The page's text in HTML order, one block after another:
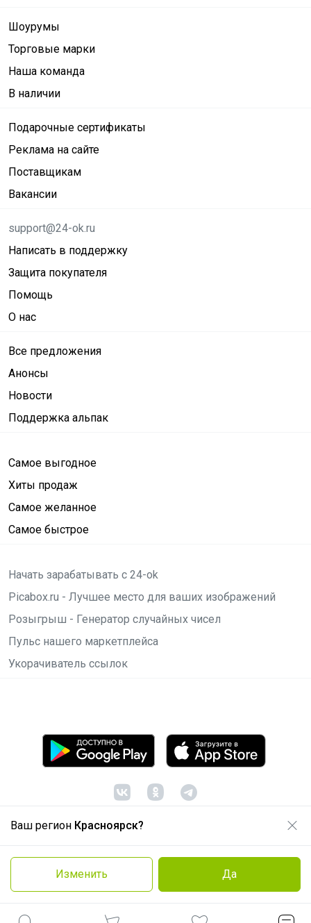
Ваш регион Красноярск?
Изменить Да
Шоурумы
Торговые марки
Наша команда
В наличии
Подарочные сертификаты
Реклама на сайте
Поставщикам
Вакансии
support@24-ok.ru
Написать в поддержку
Защита покупателя
Помощь
О нас
Все предложения
Анонсы
Новости
Поддержка альпак
Самое выгодное
Хиты продаж
Самое желанное
Самое быстрое
Начать зарабатывать с 24-ok
Picabox.ru - Лучшее место для ваших изображений
Розыгрыш - Генератор случайных чисел
Пульс нашего маркетплейса
Укорачиватель ссылок
© ООО "Лявита", ОГРН 1122468054070, 2012 -2026
Политика конфиденциальности
Cоглашение пользователя